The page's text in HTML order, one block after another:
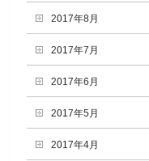
2017年8月
2017年7月
2017年6月
2017年5月
2017年4月